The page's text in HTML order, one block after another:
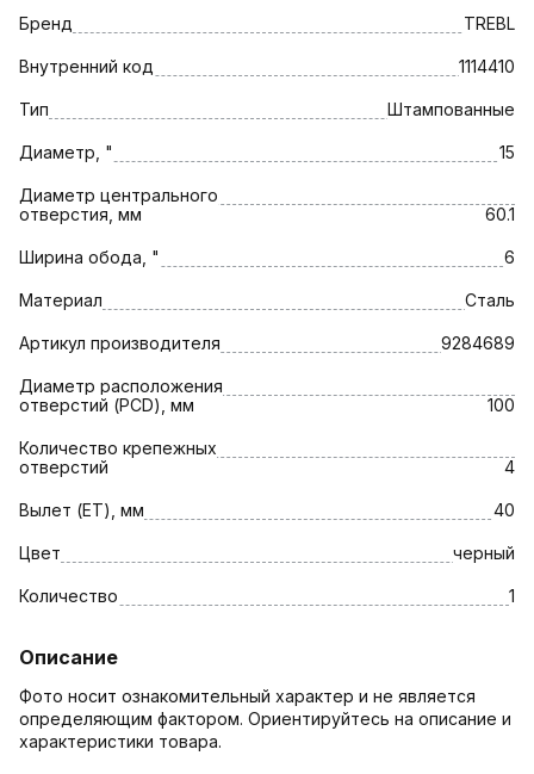
Бренд TREBL
Внутренний код 1114410
Тип Штампованные
Диаметр, " 15
Диаметр центрального
отверстия, мм
60.1
Ширина обода, " 6
Материал Сталь
Артикул производителя 9284689
Диаметр расположения
отверстий (PCD), мм
100
Количество крепежных
отверстий
4
Вылет (ET), мм 40
Цвет черный
Количество 1
Описание
Фото носит ознакомительный характер и не является
определяющим фактором. Ориентируйтесь на описание и
характеристики товара.